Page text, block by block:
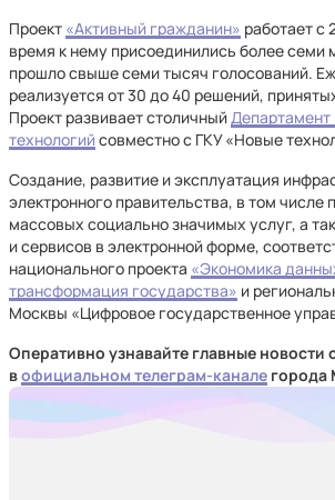
Проект «Активный гражданин» работает с
время к нему присоединились более семи
прошло свыше семи тысяч голосований.
реализуется от 30 до 40 решений,
Проект развивает столичный
технологий совместно с ГКУ «Новые
Создание, развитие и эксплуатация
электронного правительства, в том числе
массовых социально значимых услуг, а
и сервисов в электронной форме,
национального проекта «Экономика
трансформация государства» и
Москвы «Цифровое государственное
Оперативно узнавайте главные новости
вофициальном телеграм-канале города